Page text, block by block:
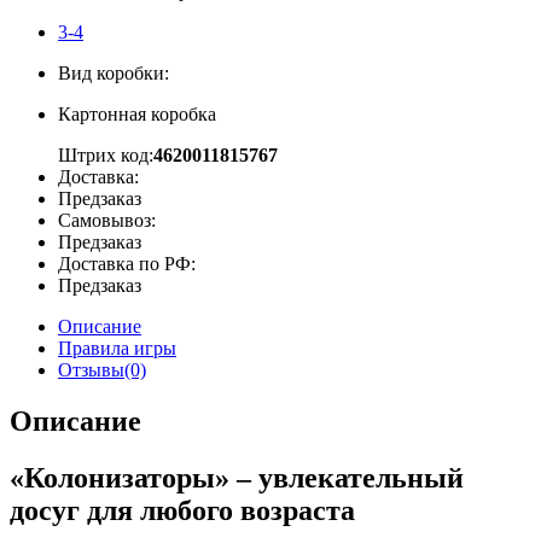
3-4
Вид коробки:
Картонная коробка
Штрих код:4620011815767
Доставка:
Предзаказ
Самовывоз:
Предзаказ
Доставка по РФ:
Предзаказ
Описание
Правила игры
Отзывы(0)
Описание
«Колонизаторы» – увлекательный
досуг для любого возраста